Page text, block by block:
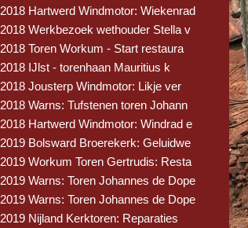
2018 Hartwerd Windmotor: Wiekenrad
2018 Werkbezoek wethouder Stella v
2018 Toren Workum - Start restaura
2018 IJlst - torenhaan Mauritius k
2018 Jousterp Windmotor: Likje ver
2018 Warns: Tufstenen toren Johann
2018 Hartwerd Windmotor: Windrad e
2019 Bolsward Broerekerk: Geluidwe
2019 Workum Toren Gertrudis: Resta
2019 Warns: Toren Johannes de Dope
2019 Warns: Toren Johannes de Dope
2019 Nijland Kerktoren: Reparaties